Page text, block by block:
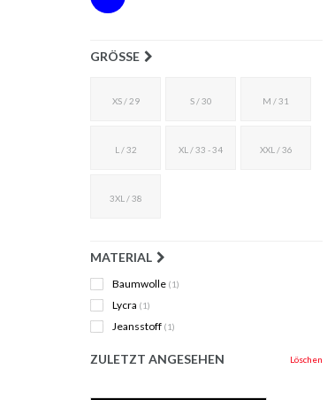
GRÖSSE
XS / 29 S / 30 M / 31
L / 32 XL / 33 - 34 XXL / 36
3XL / 38
MATERIAL
Baumwolle (1)
Lycra (1)
Jeansstoff (1)
ZULETZT ANGESEHEN Löschen